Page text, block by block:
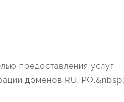
предоставления услуг
доменов RU, РФ.&nbsp;